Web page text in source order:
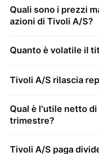
Quali sono i prezzi
azioni di Tivoli A/S?
Quanto è volatile il
Tivoli A/S rilascia
Qual è l'utile netto di
trimestre?
Tivoli A/S paga